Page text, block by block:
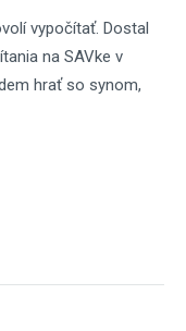
vypočítať. Dostal
na SAVke v
hrať so synom,